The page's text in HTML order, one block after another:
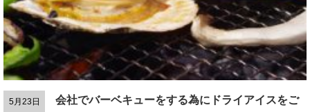
5月23日
会社でバーベキューをする為にドライアイスをご